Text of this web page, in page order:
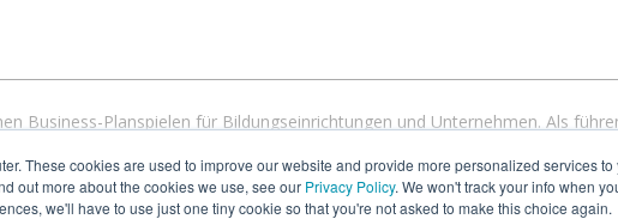
These cookies are used to improve our website and provide more personalized services to
out more about the cookies we use, see our Privacy Policy. We won't track your info when
we'll have to use just one tiny cookie so that you're not asked to make this choice again.
Business-Planspielen für Bildungseinrichtungen und Unternehmen. Als
und Universitäten weltweit unsere Simulationen verwenden.